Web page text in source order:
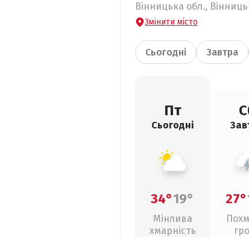
Вінницька обл.,
Змінити місто
Сьогодні Завтра
Пт
Сьогодні
34°19°
Мінлива
хмарність
27°